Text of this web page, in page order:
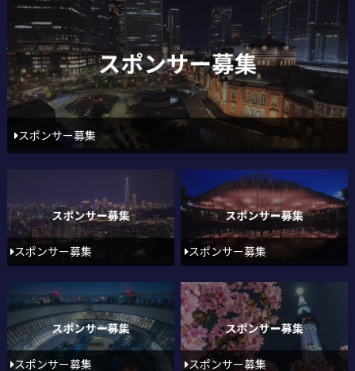
スポンサー募集
スポンサー募集 スポンサー募集
スポンサー募集 スポンサー募集